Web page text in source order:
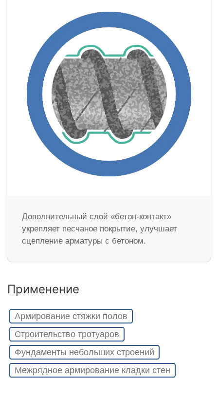
Дополнительный слой «бетон-контакт»
укрепляет песчаное покрытие, улучшает
сцепление арматуры с бетоном.
Применение
Армирование стяжки полов
Строительство тротуаров
Фундаменты небольших строений
Межрядное армирование кладки стен